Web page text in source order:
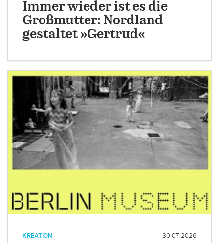
Immer wieder ist es die
Großmutter: Nordland
gestaltet »Gertrud«
KREATION 30.07.2026